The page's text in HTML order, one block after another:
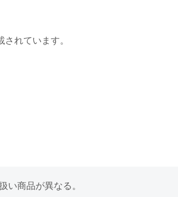
れています。
い商品が異なる。